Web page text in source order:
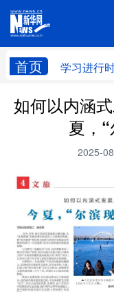
首页 学习进行
学习进行时
科技
健康
图片 中
食品
如何以内涵
夏，
2025-